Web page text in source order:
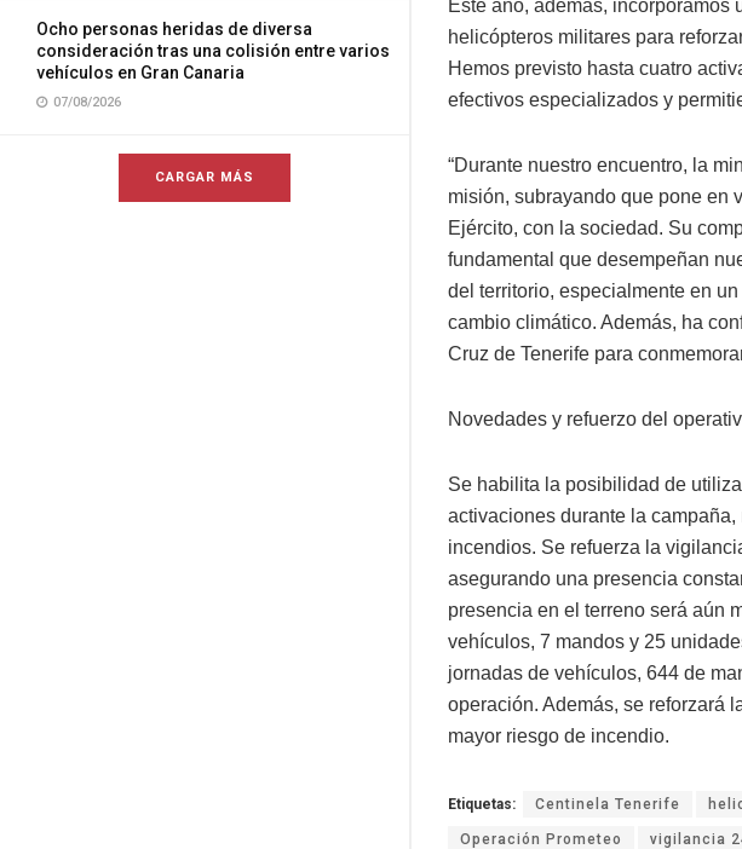
Ocho personas heridas de diversa
consideración tras una colisión entre varios
vehículos en Gran Canaria
07/08/2026
CARGAR MÁS
Este año, además,
helicópteros militares para
Hemos previsto hasta cuatro
efectivos especializados y
“Durante nuestro encuentro, la
misión, subrayando que pone en
Ejército, con la sociedad. Su
fundamental que desempeñan
del territorio, especialmente en
cambio climático. Además, ha
Cruz de Tenerife para
Novedades y refuerzo del
Se habilita la posibilidad de
activaciones durante la
incendios. Se refuerza la
asegurando una presencia
presencia en el terreno será aún
vehículos, 7 mandos y 25
jornadas de vehículos, 644 de
operación. Además, se reforzará
mayor riesgo de incendio.
Etiquetas: Centinela Tenerife
Operación Prometeo vigilancia